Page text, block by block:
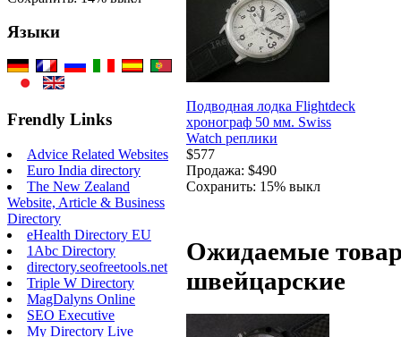
Языки
Frendly Links
Advice Related Websites
Euro India directory
The New Zealand
Website, Article & Business
Directory
eHealth Directory EU
1Abc Directory
directory.seofreetools.net
Triple W Directory
MagDalyns Online
SEO Executive
My Directory Live
Подводная лодка Flightdeck
хронограф 50 мм. Swiss
Watch реплики
$577
Продажа: $490
Сохранить: 15% выкл
Ожидаемые
швейцарские